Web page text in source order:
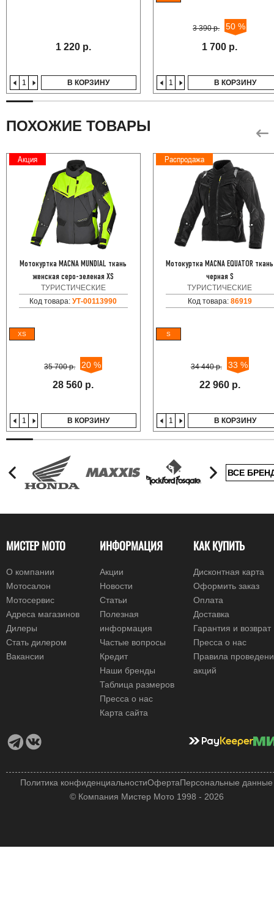
1 220 р.
В КОРЗИНУ
3 390 р. 50 %
1 700 р.
В КОРЗИНУ
ПОХОЖИЕ ТОВАРЫ
Акция
Мотокуртка MACNA MUNDIAL ткань
женская серо-зеленая XS
ТУРИСТИЧЕСКИЕ
Код товара:УТ-00113990
XS
35 700 р. 20 %
28 560 р.
В КОРЗИНУ
Распродажа
Мотокуртка MACNA EQUATOR ткань
черная S
ТУРИСТИЧЕСКИЕ
Код товара: 86919
S
34 440 р. 33 %
22 960 р.
В КОРЗИНУ
ВСЕ
МИСТЕР МОТО
О компании
Мотосалон
Мотосервис
Адреса магазинов
Дилеры
Стать дилером
Вакансии
ИНФОРМАЦИЯ
Акции
Новости
Статьи
Полезная
информация
Частые вопросы
Кредит
Наши бренды
Таблица размеров
Пресса о нас
Карта сайта
КАК КУПИТЬ
Дисконтная карта
Оформить заказ
Оплата
Доставка
Гарантия и возврат
Пресса о нас
Правила
акций
© Компания Мистер Мото 1998 - 2026
Политика конфиденциальностиОфертаПерсональные данные